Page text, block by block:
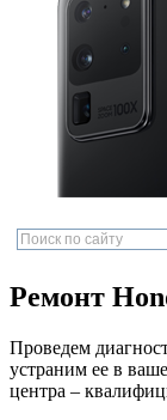
Ремонт
Проведем
устраним ее в
центра –